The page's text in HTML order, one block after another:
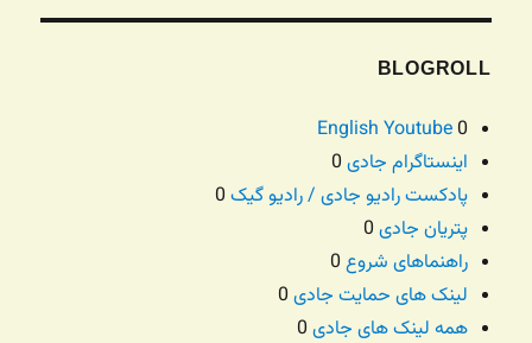
BLOGROLL
English Youtube0
اینستاگرام جادی
پادکست رادیو جادی / رادیو گیک
پتریان جادی
راهنماهای شروع
لینک های حمایت جادی
همه لینک های جادی